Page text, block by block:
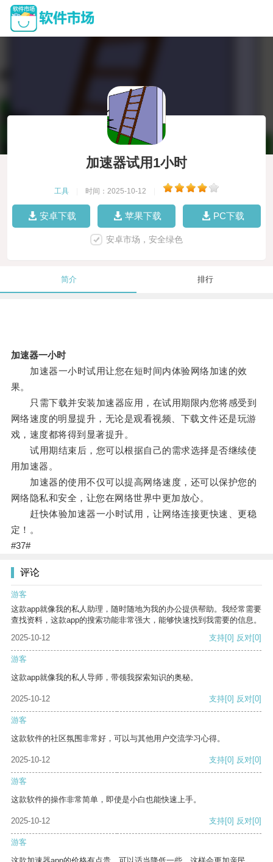
加速器试用1小时
工具 时间：2025-10-12
安卓下载 苹果下载 PC下载
安卓市场，安全绿色
简介 排行
加速器一小时
加速器一小时试用让您在短时间内体验网络加速的效
果。
只需下载并安装加速器应用，在试用期限内您将感受到
网络速度的明显提升，无论是观看视频、下载文件还是玩游
戏，速度都将得到显著提升。
试用期结束后，您可以根据自己的需求选择是否继续使
用加速器。
加速器的使用不仅可以提高网络速度，还可以保护您的
网络隐私和安全，让您在网络世界中更加放心。
赶快体验加速器一小时试用，让网络连接更快速、更稳
定！。
#37#
评论
游客
这款app就像我的私人助理，随时随地为我的办公提供帮助。我经常需要
查找资料，这款app的搜索功能非常强大，能够快速找到我需要的信息。
2025-10-12
支持[0] 反对[0]
游客
这款app就像我的私人导师，带领我探索知识的奥秘。
2025-10-12 支持[0] 反对[0]
游客
这款软件的社区氛围非常好，可以与其他用户交流学习心得。
2025-10-12 支持[0] 反对[0]
游客
这款软件的操作非常简单，即使是小白也能快速上手。
2025-10-12 支持[0] 反对[0]
游客